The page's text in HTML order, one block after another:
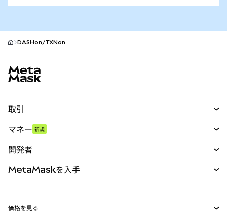
DASHon/TXNon
取引
パーペチュアル
RWA
マネー 新規
開発者
MetaMaskを入手
価格を見る